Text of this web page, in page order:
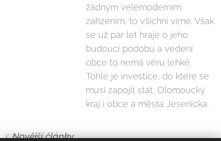
žádným velemoderním
zařízením, to všichni víme. Však
se už pár let hraje o jeho
budoucí podobu a vedení
obce to nemá věru lehké.
Tohle je investice, do které se
musí zapojit stát, Olomoucký
kraj i obce a města Jesenicka.
Novější články